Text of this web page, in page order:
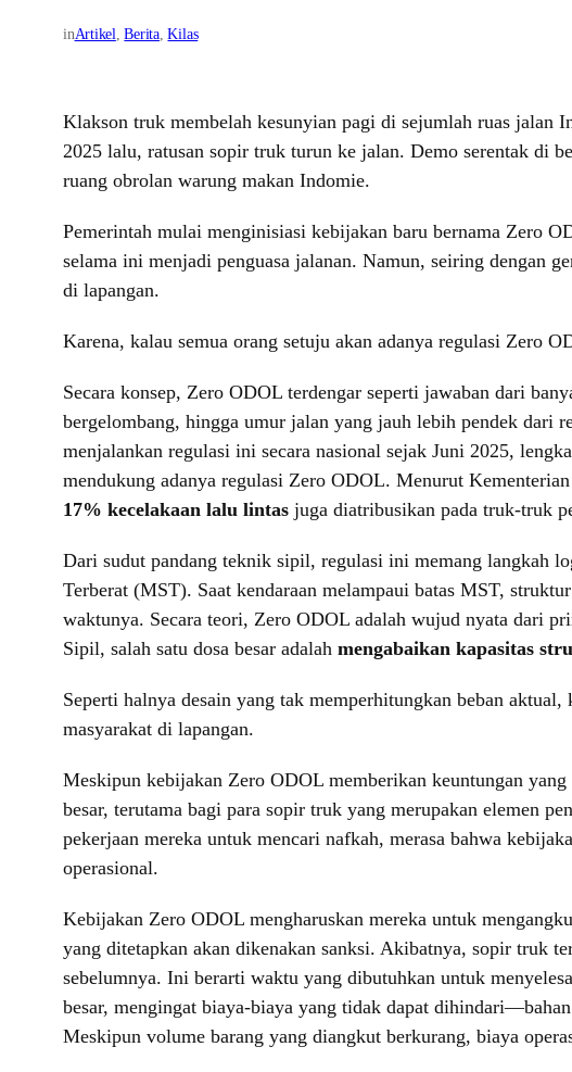
inArtikel, Berita, Kilas
Klakson truk membelah kesunyian pagi di sejumlah ruas jalan
2025 lalu, ratusan sopir truk turun ke jalan. Demo serentak di
ruang obrolan warung makan Indomie.
Pemerintah mulai menginisiasi kebijakan baru bernama Zero
selama ini menjadi penguasa jalanan. Namun, seiring dengan
di lapangan.
Karena, kalau semua orang setuju akan adanya regulasi Zero
Secara konsep, Zero ODOL terdengar seperti jawaban dari
bergelombang, hingga umur jalan yang jauh lebih pendek dari
menjalankan regulasi ini secara nasional sejak Juni 2025,
mendukung adanya regulasi Zero ODOL. Menurut
17% kecelakaan lalu lintas juga diatribusikan pada truk-truk
Dari sudut pandang teknik sipil, regulasi ini memang langkah
Terberat (MST). Saat kendaraan melampaui batas MST,
waktunya. Secara teori, Zero ODOL adalah wujud nyata dari
Sipil, salah satu dosa besar adalah mengabaikan kapasitas
Seperti halnya desain yang tak memperhitungkan beban
masyarakat di lapangan.
Meskipun kebijakan Zero ODOL memberikan keuntungan
besar, terutama bagi para sopir truk yang merupakan elemen
pekerjaan mereka untuk mencari nafkah, merasa bahwa
operasional.
Kebijakan Zero ODOL mengharuskan mereka untuk
yang ditetapkan akan dikenakan sanksi. Akibatnya, sopir truk
sebelumnya. Ini berarti waktu yang dibutuhkan untuk
besar, mengingat biaya-biaya yang tidak dapat
Meskipun volume barang yang diangkut berkurang, biaya